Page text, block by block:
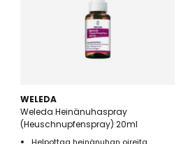
WELEDA
Weleda Heinänuhaspray
(Heuschnupfenspray) 20ml